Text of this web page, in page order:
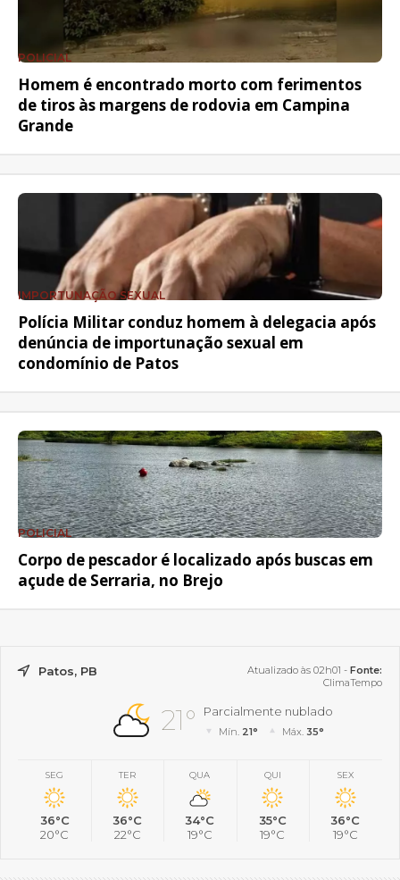
POLICIAL
Homem é encontrado morto com ferimentos
de tiros às margens de rodovia em Campina
Grande
IMPORTUNAÇÃO SEXUAL
Polícia Militar conduz homem à delegacia após
denúncia de importunação sexual em
condomínio de Patos
POLICIAL
Corpo de pescador é localizado após buscas em
açude de Serraria, no Brejo
Patos, PB Atualizado às 02h01 - Fonte:
ClimaTempo
21° Parcialmente nublado
Mín. 21° Máx. 35°
SEG
36°C
20°C
TER
36°C
22°C
QUA
34°C
19°C
QUI
35°C
19°C
SEX
36°C
19°C